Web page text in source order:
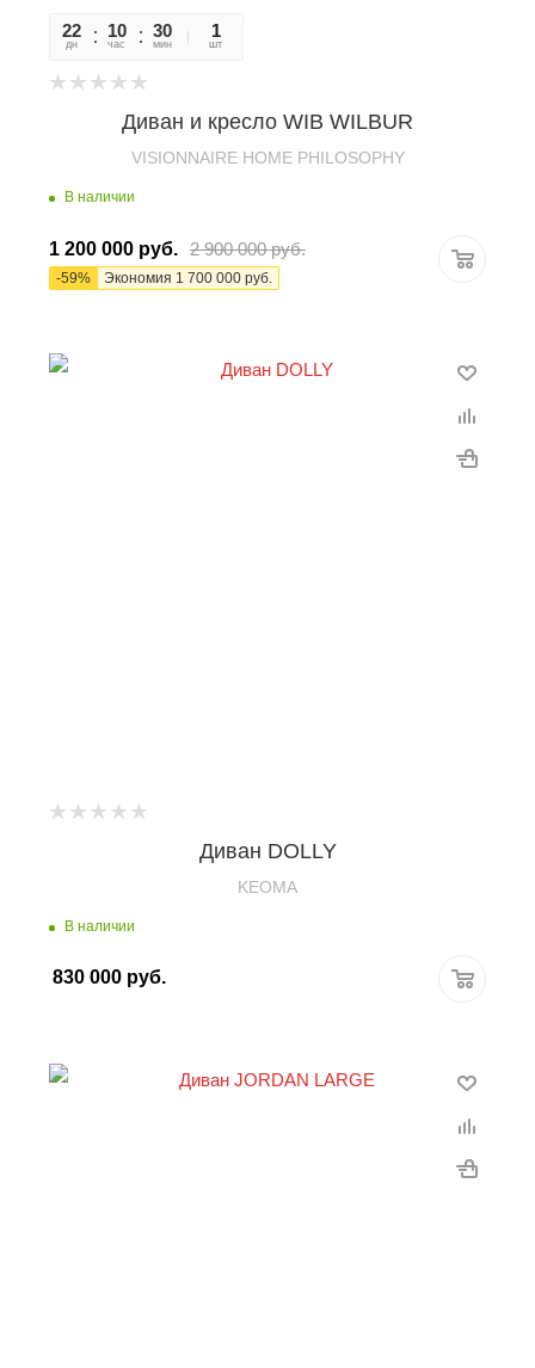
22
дн
10
час
30
мин
48
сек
1
шт
Диван и кресло WIB WILBUR
VISIONNAIRE HOME PHILOSOPHY
В наличии
1 200 000 руб. 2 900 000руб.
-59% Экономия 1 700 000 руб.
Диван DOLLY
KEOMA
В наличии
830 000 руб.